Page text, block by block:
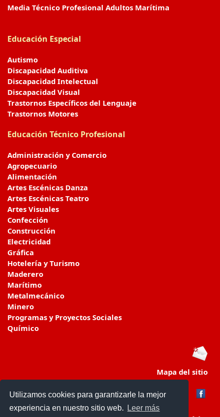
Utilizamos cookies para garantizarle la mejor
experiencia en nuestro sitio web.
Leer más
Media Técnico Profesional Adultos Marítima
Educación Especial
Autismo
Discapacidad Auditiva
Discapacidad Intelectual
Discapacidad Visual
Trastornos Específicos del Lenguaje
Trastornos Motores
Educación Técnico Profesional
Administración y Comercio
Agropecuario
Alimentación
Artes Escénicas Danza
Artes Escénicas Teatro
Artes Visuales
Confección
Construcción
Electricidad
Gráfica
Hotelería y Turismo
Maderero
Marítimo
Metalmecánico
Minero
Programas y Proyectos Sociales
Químico
Mapa del sitio